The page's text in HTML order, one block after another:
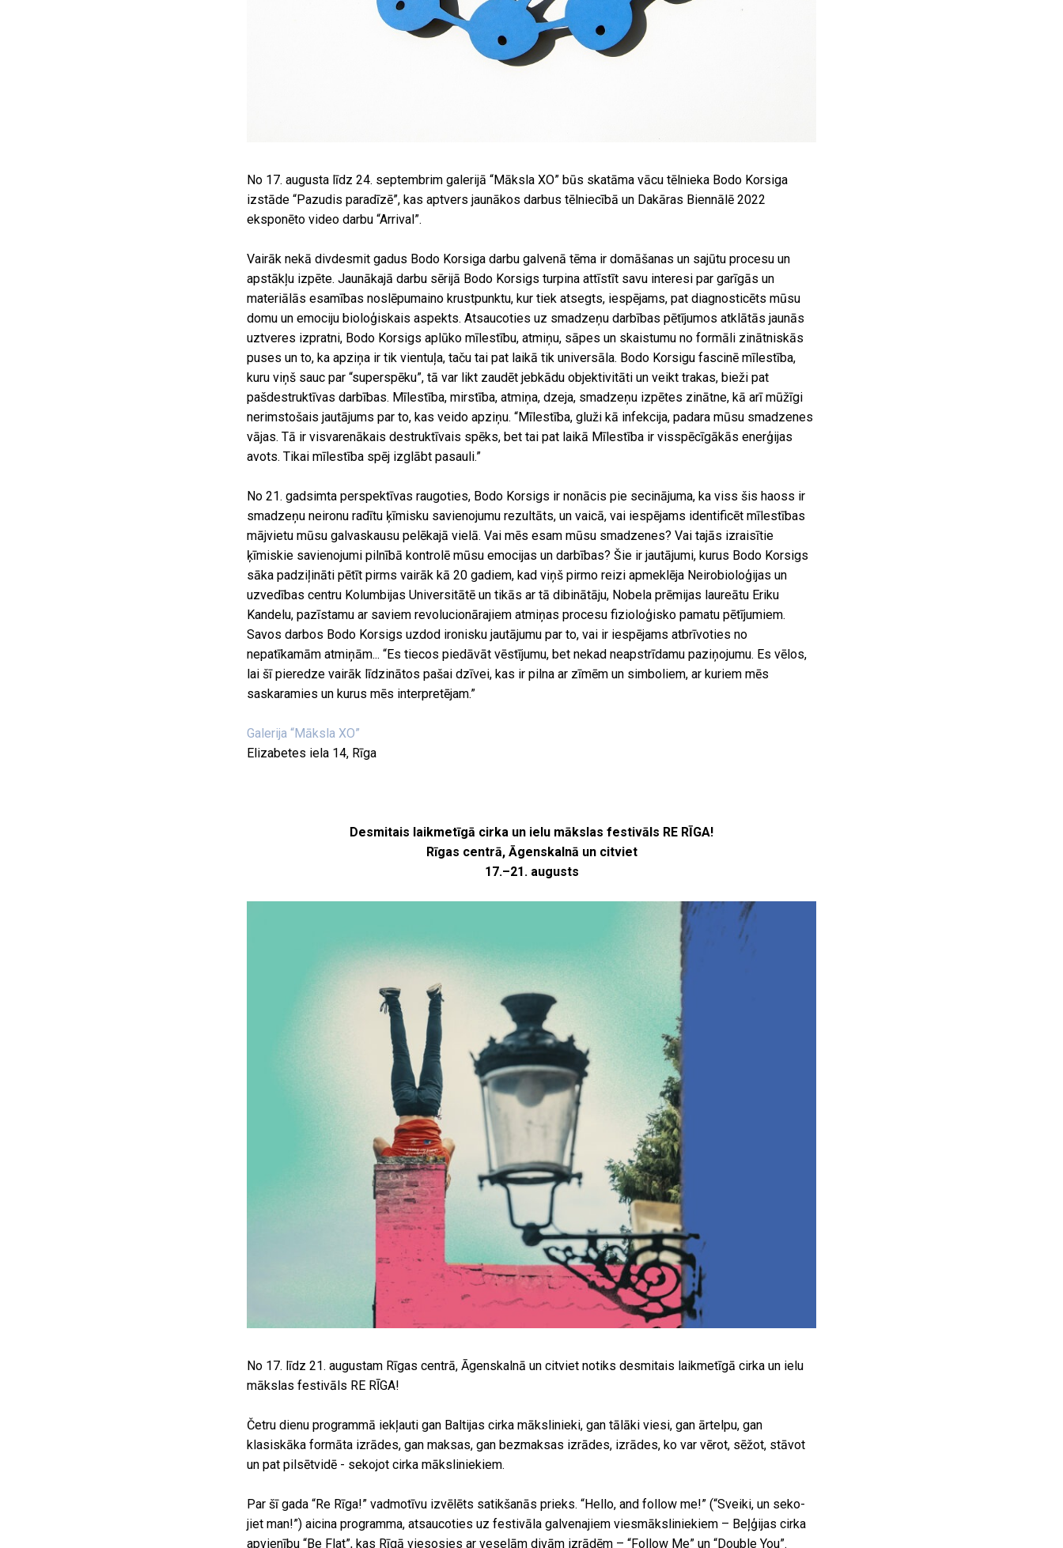
No 17. augusta līdz 24. septembrim galerijā “Māksla XO” būs skatāma vācu tēlnieka Bodo Korsiga
izstāde “Pazudis paradīzē”, kas aptvers jaunākos darbus tēlniecībā un Dakāras Biennālē 2022
eksponēto video darbu “Arrival”.
Vairāk nekā divdesmit gadus Bodo Korsiga darbu galvenā tēma ir domāšanas un sajūtu procesu un
apstākļu izpēte. Jaunākajā darbu sērijā Bodo Korsigs turpina attīstīt savu interesi par garīgās un
materiālās esamības noslēpumaino krustpunktu, kur tiek atsegts, iespējams, pat diagnosticēts mūsu
domu un emociju bioloģiskais aspekts. Atsaucoties uz smadzeņu darbības pētījumos atklātās jaunās
uztveres izpratni, Bodo Korsigs aplūko mīlestību, atmiņu, sāpes un skaistumu no formāli zinātniskās
puses un to, ka apziņa ir tik vientuļa, taču tai pat laikā tik universāla. Bodo Korsigu fascinē mīlestība,
kuru viņš sauc par “superspēku”, tā var likt zaudēt jebkādu objektivitāti un veikt trakas, bieži pat
pašdestruktīvas darbības. Mīlestība, mirstība, atmiņa, dzeja, smadzeņu izpētes zinātne, kā arī mūžīgi
nerimstošais jautājums par to, kas veido apziņu. “Mīlestība, gluži kā infekcija, padara mūsu smadzenes
vājas. Tā ir visvarenākais destruktīvais spēks, bet tai pat laikā Mīlestība ir visspēcīgākās enerģijas
avots. Tikai mīlestība spēj izglābt pasauli.”
No 21. gadsimta perspektīvas raugoties, Bodo Korsigs ir nonācis pie secinājuma, ka viss šis haoss ir
smadzeņu neironu radītu ķīmisku savienojumu rezultāts, un vaicā, vai iespējams identificēt mīlestības
mājvietu mūsu galvaskausu pelēkajā vielā. Vai mēs esam mūsu smadzenes? Vai tajās izraisītie
ķīmiskie savienojumi pilnībā kontrolē mūsu emocijas un darbības? Šie ir jautājumi, kurus Bodo Korsigs
sāka padziļināti pētīt pirms vairāk kā 20 gadiem, kad viņš pirmo reizi apmeklēja Neirobioloģijas un
uzvedības centru Kolumbijas Universitātē un tikās ar tā dibinātāju, Nobela prēmijas laureātu Eriku
Kandelu, pazīstamu ar saviem revolucionārajiem atmiņas procesu fizioloģisko pamatu pētījumiem.
Savos darbos Bodo Korsigs uzdod ironisku jautājumu par to, vai ir iespējams atbrīvoties no
nepatīkamām atmiņām... “Es tiecos piedāvāt vēstījumu, bet nekad neapstrīdamu paziņojumu. Es vēlos,
lai šī pieredze vairāk līdzinātos pašai dzīvei, kas ir pilna ar zīmēm un simboliem, ar kuriem mēs
saskaramies un kurus mēs interpretējam.”
Galerija “Māksla XO”
Elizabetes iela 14, Rīga
Desmitais laikmetīgā cirka un ielu mākslas festivāls RE RĪGA!
Rīgas centrā, Āgenskalnā un citviet
17.–21. augusts
No 17. līdz 21. augustam Rīgas centrā, Āgenskalnā un citviet notiks desmitais laikmetīgā cirka un ielu
mākslas festivāls RE RĪGA!
Četru dienu programmā iekļauti gan Baltijas cirka mākslinieki, gan tālāki viesi, gan ārtelpu, gan
klasiskāka formāta izrādes, gan maksas, gan bezmaksas izrādes, izrādes, ko var vērot, sēžot, stāvot
un pat pilsētvidē - sekojot cirka māksliniekiem.
Par šī gada “Re Rīga!” vadmotīvu izvēlēts satikšanās prieks. “Hello, and follow me!” (“Sveiki, un seko-
jiet man!”) aicina programma, atsaucoties uz festivāla galvenajiem viesmāksliniekiem – Beļģijas cirka
apvienību “Be Flat”, kas Rīgā viesosies ar veselām divām izrādēm – “Follow Me” un “Double You”.